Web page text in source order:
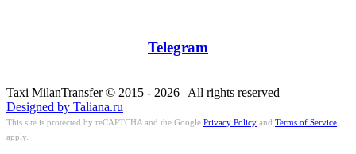
Telegram
Taxi MilanTransfer © 2015 - 2026 | All rights reserved
Designed by Taliana.ru
This site is protected by reCAPTCHA and the Google Privacy Policy and Terms of Service
apply.